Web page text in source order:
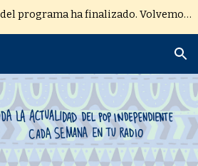
La temporada 2025-26 del programa ha finalizado. Volvemos después de verano con nuevos contenidos.